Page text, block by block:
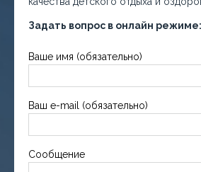
Задать вопрос в онлайн режиме:
Ваше имя (обязательно)
Ваш e-mail (обязательно)
Сообщение